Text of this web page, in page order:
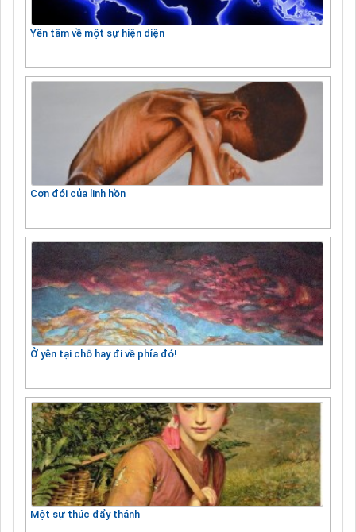
Yên tâm về một sự hiện diện
Cơn đói của linh hồn
Ở yên tại chỗ hay đi về phía đó!
Một sự thúc đẩy thánh